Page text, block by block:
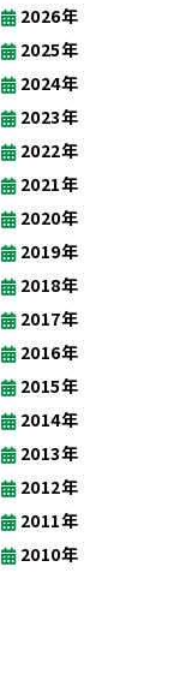
2026年
2025年
2024年
2023年
2022年
2021年
2020年
2019年
2018年
2017年
2016年
2015年
2014年
2013年
2012年
2011年
2010年